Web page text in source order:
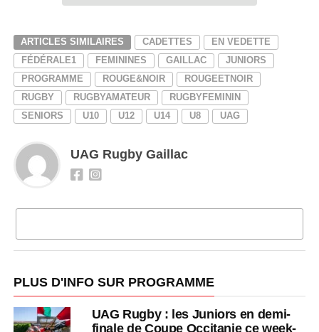
ARTICLES SIMILAIRES CADETTES
EN VEDETTE
FÉDÉRALE1
FEMININES GAILLAC
JUNIORS
PROGRAMME
ROUGE&NOIR
ROUGEETNOIR
RUGBY
RUGBYAMATEUR
RUGBYFEMININ
SENIORS
U10 U12 U14 U8 UAG
UAG Rugby Gaillac
PLUS D'INFO SUR PROGRAMME
UAG Rugby : les Juniors en demi-
finale de Coupe Occitanie ce week-